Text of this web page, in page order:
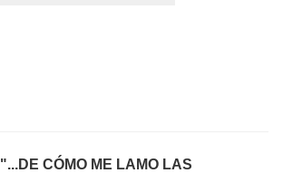
"...DE CÓMO ME LAMO LAS